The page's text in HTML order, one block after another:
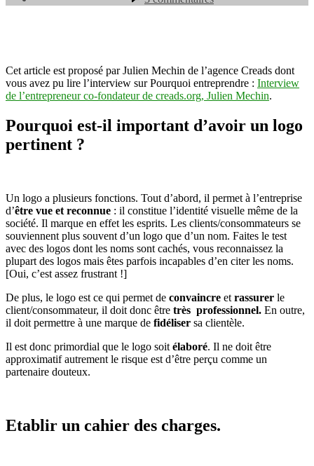
l’article
Comment
(mini
livre
blanc)
Cet article est proposé par Julien Mechin de l’agence Creads dont
vous avez pu lire l’interview sur Pourquoi entreprendre : Interview
de l’entrepreneur co-fondateur de creads.org, Julien Mechin.
Pourquoi est-il important d’avoir un logo
pertinent ?
Un logo a plusieurs fonctions. Tout d’abord, il permet à l’entreprise
d’être vue et reconnue : il constitue l’identité visuelle même de la
société. Il marque en effet les esprits. Les clients/consommateurs se
souviennent plus souvent d’un logo que d’un nom. Faites le test
avec des logos dont les noms sont cachés, vous reconnaissez la
plupart des logos mais êtes parfois incapables d’en citer les noms.
[Oui, c’est assez frustrant !]
De plus, le logo est ce qui permet de convaincre et rassurer le
client/consommateur, il doit donc être très professionnel. En outre,
il doit permettre à une marque de fidéliser sa clientèle.
Il est donc primordial que le logo soit élaboré. Il ne doit être
approximatif autrement le risque est d’être perçu comme un
partenaire douteux.
Etablir un cahier des charges.